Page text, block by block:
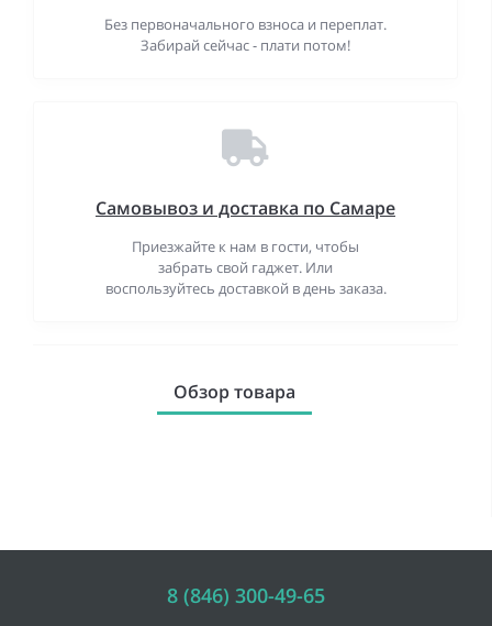
Без первоначального взноса и переплат.
Забирай сейчас - плати потом!
Самовывоз и доставка по Самаре
Приезжайте к нам в гости, чтобы
забрать свой гаджет. Или
воспользуйтесь доставкой в день заказа.
Обзор товара
8 (846) 300-49-65